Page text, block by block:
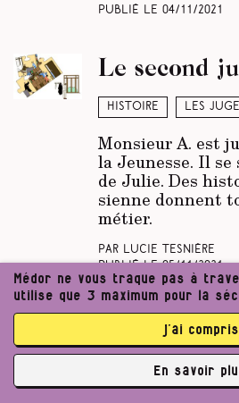
Publié le 04/11/2021
Histoire Les
Le second
Monsieur A. est
la Jeunesse. Il
de Julie. Des
sienne donnent
métier.
Par Lucie Tesnière
Histoire
Khalil le
Ardenne
Médor ne vous traque pas à
utilise que 3 maximum pour la
j’ai compris
En savoir